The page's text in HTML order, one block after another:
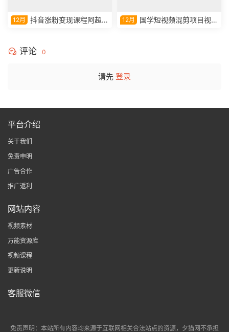
12月
抖音涨粉变现课程阿超教
12月
国学短视频混剪项目视频
评论 0
请先 登录
平台介绍
关于我们
免责申明
广告合作
推广返利
网站内容
视频素材
万能资源库
视频课程
更新说明
客服微信
免责声明：本站所有内容均来源于互联网相关合法站点的资源，夕猫网不承担